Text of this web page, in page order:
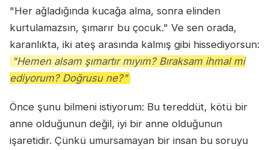
"Her ağladığında kucağa alma, sonra elinden
kurtulamazsın, şımarır bu çocuk." Ve sen orada,
karanlıkta, iki ateş arasında kalmış gibi hissediyorsun:
"Hemen alsam şımartır mıyım? Bıraksam ihmal mi
ediyorum? Doğrusu ne?"
Önce şunu bilmeni istiyorum: Bu tereddüt, kötü bir
anne olduğunun değil, iyi bir anne olduğunun
işaretidir. Çünkü umursamayan bir insan bu soruyu